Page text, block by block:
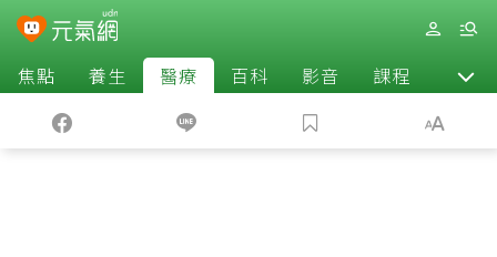
焦點 養生 醫療 百科 影音 課程 退休